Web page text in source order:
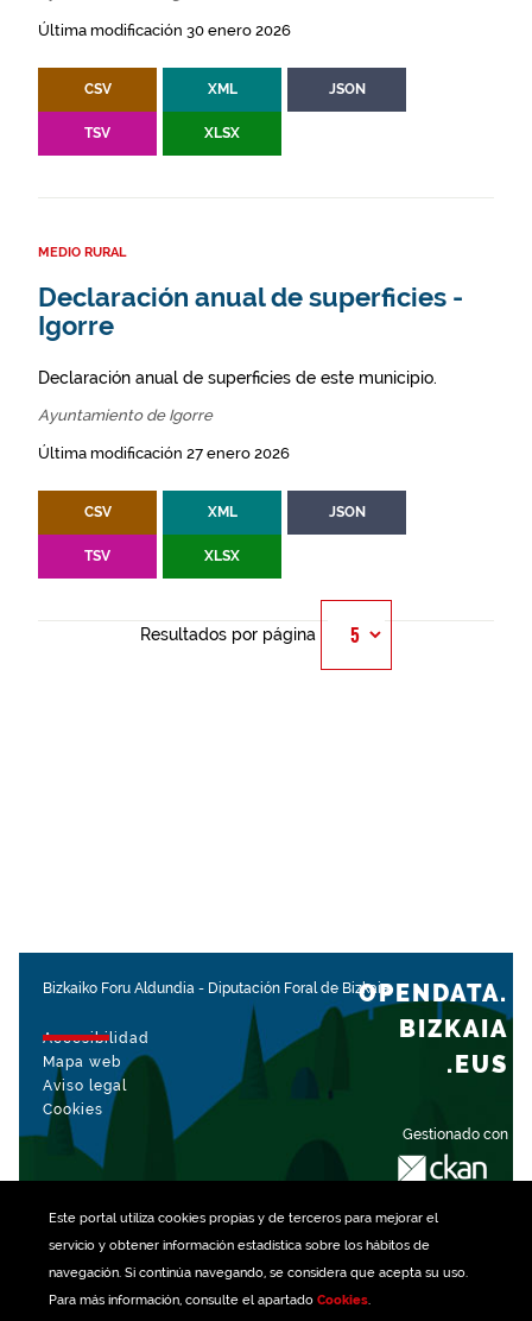
Este portal utiliza cookiespropias y de terceros para mejorar el
servicio y obtener información estadística sobre los hábitos de
navegación. Si continúa navegando, se considera que acepta su uso.
Para más información, consulte el apartado Cookies.
Última modificación 30 enero 2026
CSV XML JSON
TSV XLSX
MEDIO RURAL
Declaración anual de superficies -
Igorre
Declaración anual de superficies de este municipio.
Ayuntamiento de Igorre
Última modificación 27 enero 2026
CSV XML JSON
TSV XLSX
Resultados por página
Bizkaiko Foru Aldundia - Diputación Foral de Bizkaia
Accesibilidad
Mapa web
Aviso legal
Cookies
Gestionado con
OPENDATA.
BIZKAIA
.EUS